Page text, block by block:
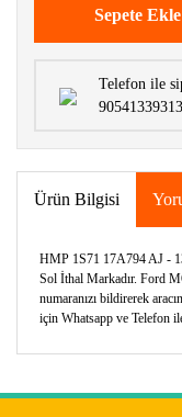
Sepete Ekle
Telefon ile
Ürün Bilgisi
HMP 1S71 17A794 AJ -
Sol İthal Markadır. Ford
numaranızı bildirerek
için Whatsapp ve Telefon